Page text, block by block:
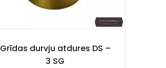
Grīdas durvju atdures DS –
3 SG